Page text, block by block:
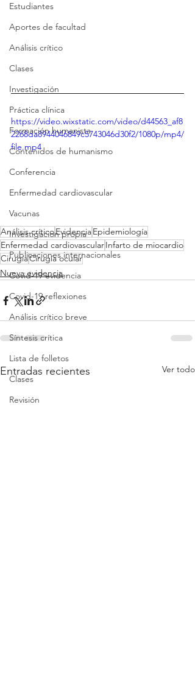
Estudiantes
Aportes de facultad
Análisis crítico
Clases
Investigación
Práctica clínica
Formación humanista
Contenidos de humanismo
Conferencia
Enfermedad cardiovascular
Vacunas
Investigacion propia
Publicaciones internacionales
Covid-19 evidencia
Covid-19 reflexiones
Análisis crítico breve
Síntesis crítica
Lista de folletos
Clases
Revisión
https://video.wixstatic.com/video/d44563_af8
2268da8944046849c5743046d30f2/1080p/mp4/
file.mp4
Análisis críticoEvidenciaEpidemiología
Enfermedad cardiovascularInfarto de miocardio
CirugíaCirugía ocular
Nueva evidencia
Entradas recientes Ver todo